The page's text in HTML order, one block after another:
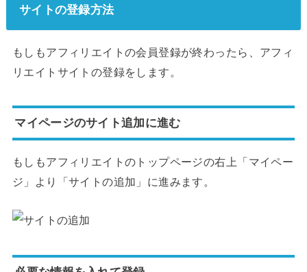
サイトの登録方法
もしもアフィリエイトの会員登録が終わったら、アフィ
リエイトサイトの登録をします。
マイページのサイト追加に進む
もしもアフィリエイトのトップページの右上「マイペー
ジ」より「サイトの追加」に進みます。